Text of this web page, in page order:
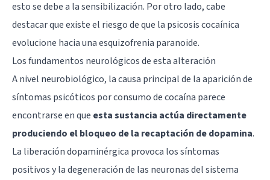
esto se debe a la sensibilización. Por otro lado, cabe
destacar que existe el riesgo de que la psicosis cocaínica
evolucione hacia una esquizofrenia paranoide.
Los fundamentos neurológicos de esta alteración
A nivel neurobiológico, la causa principal de la aparición de
síntomas psicóticos por consumo de cocaína parece
encontrarse en que esta sustancia actúa directamente
produciendo el bloqueo de la recaptación dedopamina.
La liberación dopaminérgica provoca los síntomas
positivos y la degeneración de las neuronas del sistema